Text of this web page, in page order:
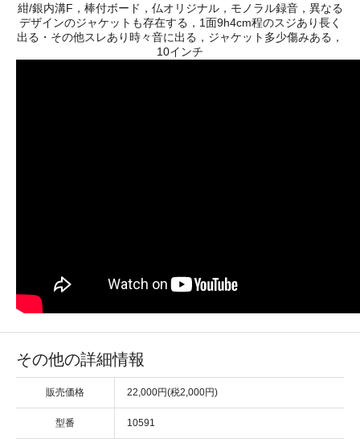
紺/銀内溝F，棒付ボード，仏オリジナル，モノラル録音，異なる
デザインのジャケットも存在する，1面9h4cm程のスジあり長く
出る・その他スレあり時々音に出る，ジャケット多少傷みある，
10インチ
その他の詳細情報
販売価格 22,000円(税2,000円)
型番 10591